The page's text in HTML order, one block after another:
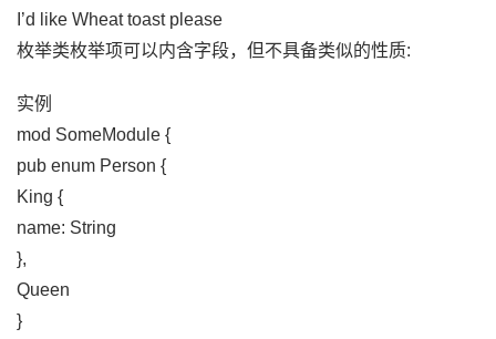
I’d like Wheat toast please
枚举类枚举项可以内含字段，但不具备类似的性质:
实例
mod SomeModule {
pub enum Person {
King {
name: String
},
Queen
}